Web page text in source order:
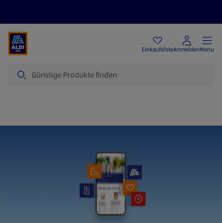
EinkaufslisteAnmeldenMenu